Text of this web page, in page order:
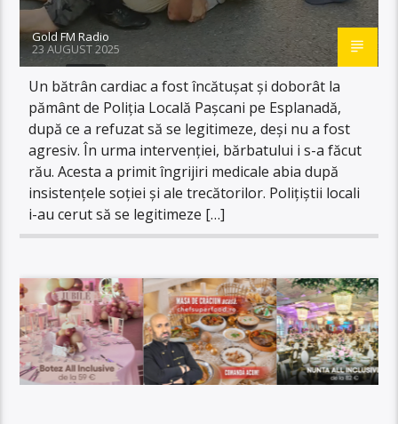
Gold FM Radio
23 AUGUST 2025
Un bătrân cardiac a fost încătușat și doborât la
pământ de Poliția Locală Pașcani pe Esplanadă,
după ce a refuzat să se legitimeze, deși nu a fost
agresiv. În urma intervenției, bărbatului i s-a făcut
rău. Acesta a primit îngrijiri medicale abia după
insistențele soției și ale trecătorilor. Polițiștii locali
i-au cerut să se legitimeze […]